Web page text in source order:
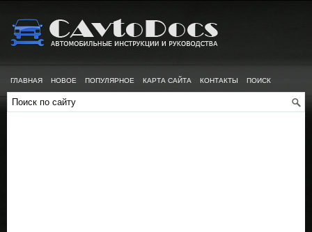
ГЛАВНАЯ НОВОЕ ПОПУЛЯРНОЕ КАРТА САЙТА КОНТАКТЫ ПОИСК